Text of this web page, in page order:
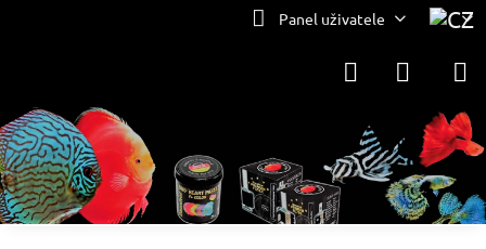
Panel uživatele